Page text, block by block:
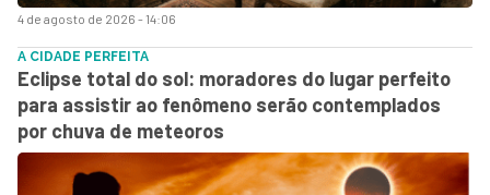
4 de agosto de 2026 - 14:06
A CIDADE PERFEITA
Eclipse total do sol: moradores do lugar perfeito
para assistir ao fenômeno serão contemplados
por chuva de meteoros